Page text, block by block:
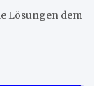
Lösungen dem